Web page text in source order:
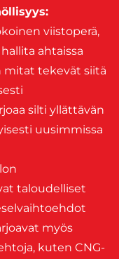
viistoperä,
ahtaissa
mitat tekevät siitä
silti yllättävän
uusimmissa
taloudelliset
myös
kuten CNG-